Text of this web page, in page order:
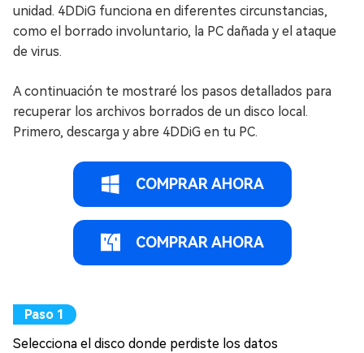
unidad. 4DDiG funciona en diferentes circunstancias,
como el borrado involuntario, la PC dañada y el ataque
de virus.
A continuación te mostraré los pasos detallados para
recuperar los archivos borrados de un disco local.
Primero, descarga y abre 4DDiG en tu PC.
COMPRAR AHORA
COMPRAR AHORA
Selecciona el disco donde perdiste los datos